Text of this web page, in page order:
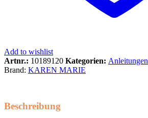
Add to wishlist
Artnr.: 10189120 Kategorien: Anleitungen
Brand: KAREN MARIE
Beschreibung